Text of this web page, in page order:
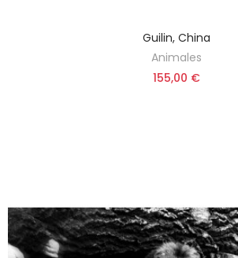
Guilin, China
Animales
155,00 €